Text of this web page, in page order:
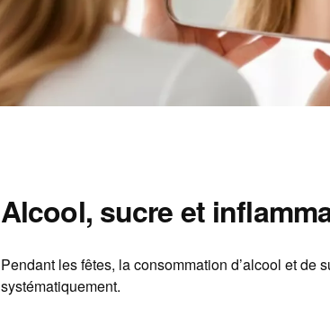
Alcool, sucre et
Pendant les fêtes, la consommation d’alcool et de
systématiquement.